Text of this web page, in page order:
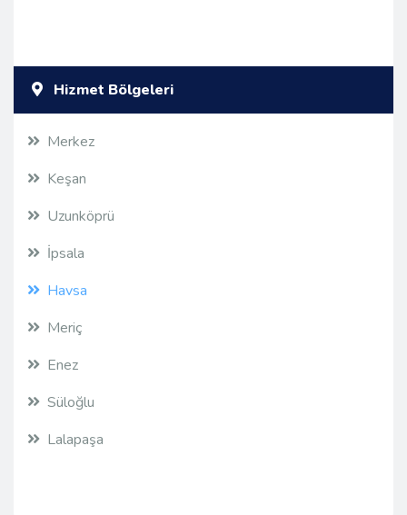
Hizmet Bölgeleri
Merkez
Keşan
Uzunköprü
İpsala
Havsa
Meriç
Enez
Süloğlu
Lalapaşa